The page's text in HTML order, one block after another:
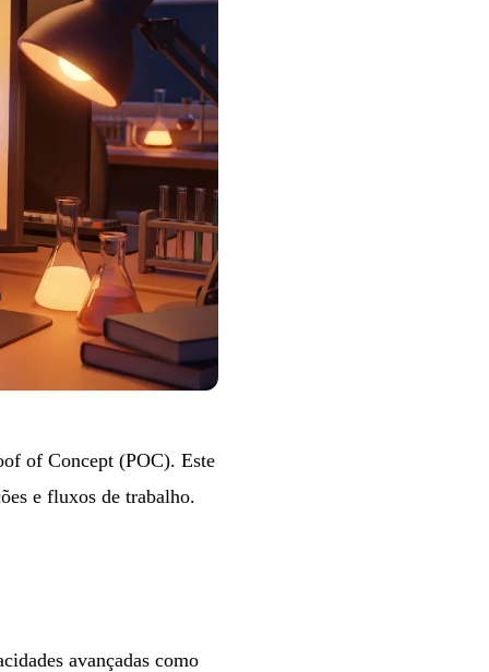
of Concept (POC). Este
e fluxos de trabalho.
avançadas como